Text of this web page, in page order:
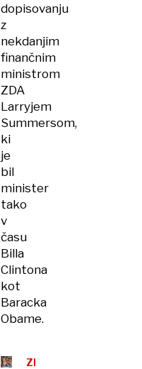
dopisovanju
z
nekdanjim
finančnim
ministrom
ZDA
Larryjem
Summersom,
ki
je
bil
minister
tako
v
času
Billa
Clintona
kot
Baracka
Obame.
ZDA